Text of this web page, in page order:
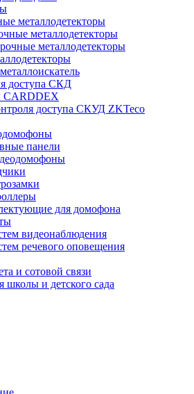
металлодетекторы
металлодетекторы
металлодетекторы
доступа СКД
CARDDEX
доступа СКУД ZKTeco
панели
для домофона
видеонаблюдения
речевого оповещения
и сотовой связи
школы и детского сада